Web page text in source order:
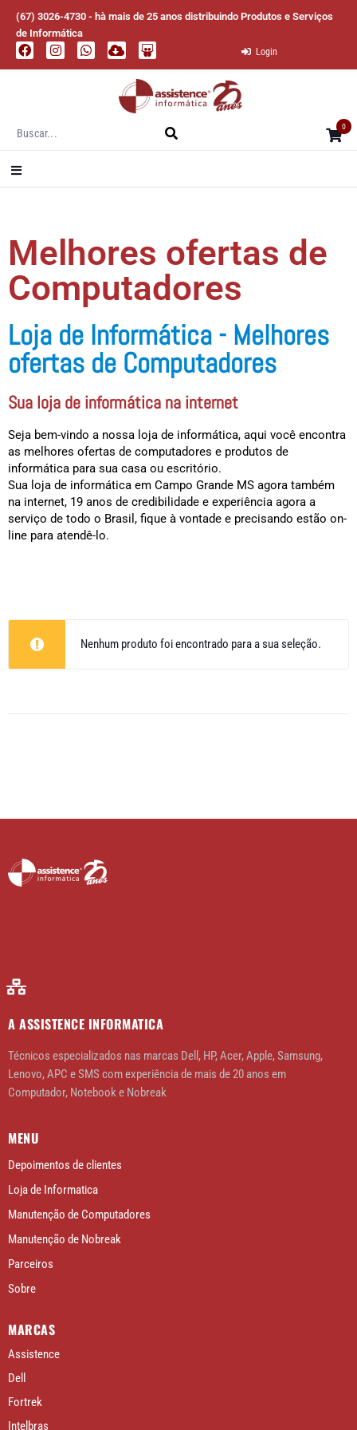
(67) 3026-4730 - hà mais de 25 anos distribuindo Produtos e Serviços
de Informática
Login
0
Melhores ofertas de
Computadores
Loja de Informática - Melhores
ofertas de Computadores
Sua loja de informática na internet
Seja bem-vindo a nossa loja de informática, aqui você encontra
as melhores ofertas de computadores e produtos de
informática para sua casa ou escritório.
Sua loja de informática em Campo Grande MS agora também
na internet, 19 anos de credibilidade e experiência agora a
serviço de todo o Brasil, fique à vontade e precisando estão on-
line para atendê-lo.
Nenhum produto foi encontrado para a sua seleção.
A ASSISTENCE INFORMATICA
Técnicos especializados nas marcas Dell, HP, Acer, Apple, Samsung,
Lenovo, APC e SMS com experiência de mais de 20 anos em
Computador, Notebook e Nobreak
MENU
Depoimentos de clientes
Loja de Informatica
Manutenção de Computadores
Manutenção de Nobreak
Parceiros
Sobre
MARCAS
Assistence
Dell
Fortrek
Intelbras